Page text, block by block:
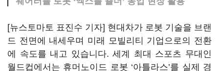
[뉴스토마토 표진수 기자] 현대차가 로봇 기술을 브랜
드 전면에 내세우며 미래 모빌리티 기업으로의 전환
에 속도를 내고 있습니다. 세계 최대 스포츠 무대인
월드컵에서는 휴머노이드 로봇 ‘아틀라스’를 실제 경